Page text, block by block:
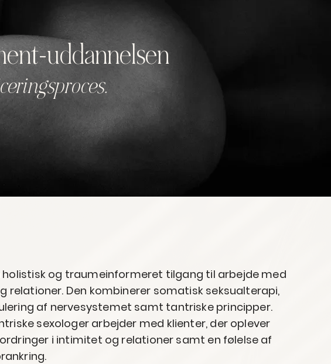
uddannelsen
holistisk og traumeinformeret tilgang til arbejde med
relationer. Den kombinerer somatisk seksualterapi,
af nervesystemet samt tantriske principper.
sexologer arbejder med klienter, der oplever
i intimitet og relationer samt en følelse af